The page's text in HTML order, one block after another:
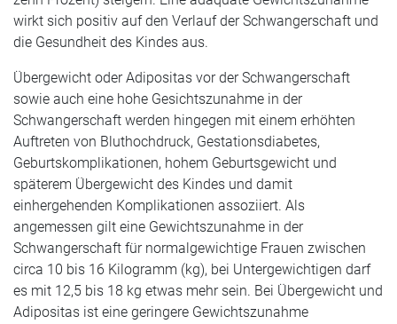
wirkt sich positiv auf den Verlauf der Schwangerschaft und
die Gesundheit des Kindes aus.
Übergewicht oder Adipositas vor der Schwangerschaft
sowie auch eine hohe Gesichtszunahme in der
Schwangerschaft werden hingegen mit einem erhöhten
Auftreten von Bluthochdruck, Gestationsdiabetes,
Geburtskomplikationen, hohem Geburtsgewicht und
späterem Übergewicht des Kindes und damit
einhergehenden Komplikationen assoziiert. Als
angemessen gilt eine Gewichtszunahme in der
Schwangerschaft für normalgewichtige Frauen zwischen
circa 10 bis 16 Kilogramm (kg), bei Untergewichtigen darf
es mit 12,5 bis 18 kg etwas mehr sein. Bei Übergewicht und
Adipositas ist eine geringere Gewichtszunahme